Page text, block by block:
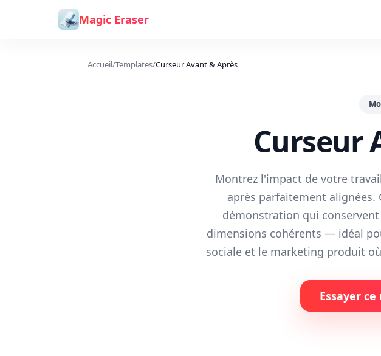
Aller au contenu
Magic Eraser
Accueil/Templates/Curseur Avant & Après
Curseur
Montrez l'impact de votre
après parfaitement alignées.
démonstration qui
dimensions cohérents — idéal
sociale et le marketing produit
Essayer